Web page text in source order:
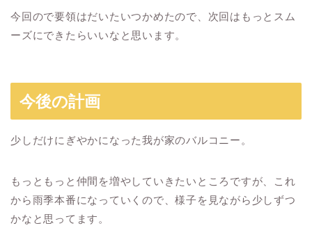
今回ので要領はだいたいつかめたので、次回はもっとスム
ーズにできたらいいなと思います。
今後の計画
少しだけにぎやかになった我が家のバルコニー。
もっともっと仲間を増やしていきたいところですが、これ
から雨季本番になっていくので、様子を見ながら少しずつ
かなと思ってます。